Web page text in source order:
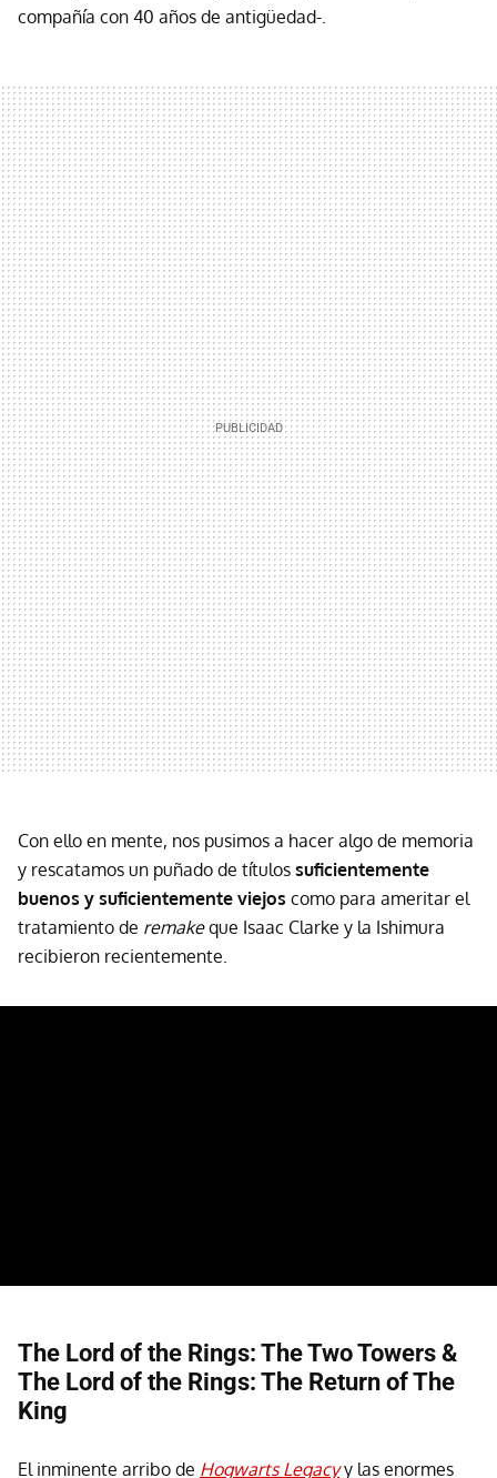
compañía con 40 años de antigüedad-.
Con ello en mente, nos pusimos a hacer algo de memoria
y rescatamos un puñado de títulos suficientemente
buenos y suficientemente viejos como para ameritar el
tratamiento de remakeque Isaac Clarke y la Ishimura
recibieron recientemente.
The Lord of the Rings: The Two Towers &
The Lord of the Rings: The Return of The
King
El inminente arribo de Hogwarts Legacyy las enormes